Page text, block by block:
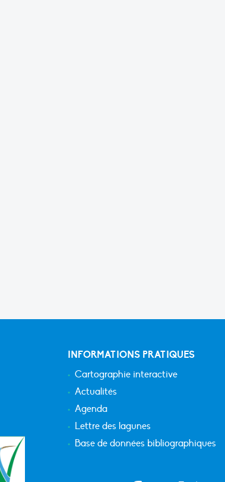
INFORMATIONS PRATIQUES
Cartographie interactive
Actualités
Agenda
Lettre des lagunes
Base de données bibliographiques